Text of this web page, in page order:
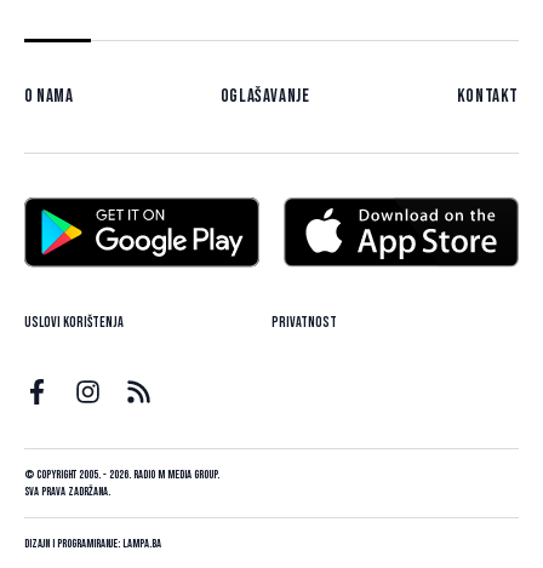
O nama Oglašavanje Kontakt
Uslovi korištenja Privatnost
© Copyright 2005. - 2026. Radio M Media Group.
Sva prava zadržana.
Dizajn i programiranje:Lampa.ba